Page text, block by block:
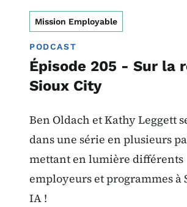
Mission Employable
PODCAST
Épisode 205 - Sur la
Sioux City
Ben Oldach et Kathy Leggett
dans une série en plusieurs
mettant en lumière différents
employeurs et programmes à
IA !